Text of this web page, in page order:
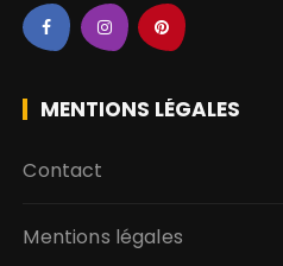
MENTIONS LÉGALES
Contact
Mentions légales